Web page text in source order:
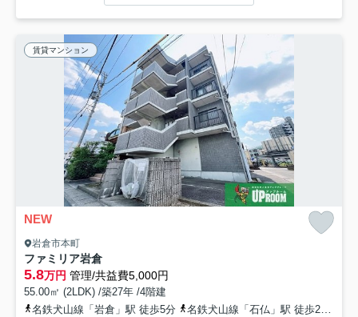
賃貸マンション
NEW
岩倉市本町
ファミリア岩倉
5.8万円 管理/共益費5,000円
55.00㎡ (2LDK) /築27年 /4階建
名鉄犬山線「岩倉」駅 徒歩5分
名鉄犬山線「石仏」駅 徒歩26分